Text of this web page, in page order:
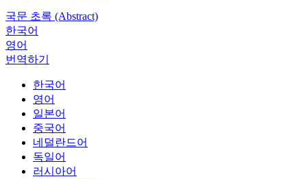
국문 초록 (Abstract)
한국어
영어
번역하기
한국어
영어
일본어
중국어
네덜란드어
독일어
러시아어